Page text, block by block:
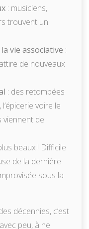
: musiciens,
trouvent un
vie associative :
de nouveaux
: des retombées
voire le
viennent de
beaux ! Difficile
de la dernière
sous la
décennies, c’est
peu, à ne